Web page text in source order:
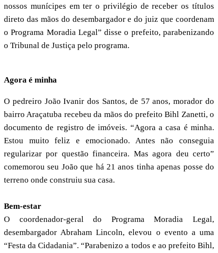
nossos munícipes em ter o privilégio de receber os títulos
direto das mãos do desembargador e do juiz que coordenam
o Programa Moradia Legal” disse o prefeito, parabenizando
o Tribunal de Justiça pelo programa.
Agora é minha
O pedreiro João Ivanir dos Santos, de 57 anos, morador do
bairro Araçatuba recebeu da mãos do prefeito Bihl Zanetti, o
documento de registro de imóveis. “Agora a casa é minha.
Estou muito feliz e emocionado. Antes não conseguia
regularizar por questão financeira. Mas agora deu certo”
comemorou seu João que há 21 anos tinha apenas posse do
terreno onde construiu sua casa.
Bem-estar
O coordenador-geral do Programa Moradia Legal,
desembargador Abraham Lincoln, elevou o evento a uma
“Festa da Cidadania”. “Parabenizo a todos e ao prefeito Bihl,